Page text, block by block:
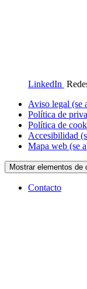
LinkedIn
Aviso legal (se
Política de
Política de
Accesibilidad
Mapa web (se
Mostrar elementos de
Contacto